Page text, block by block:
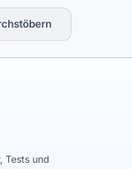
Tests und